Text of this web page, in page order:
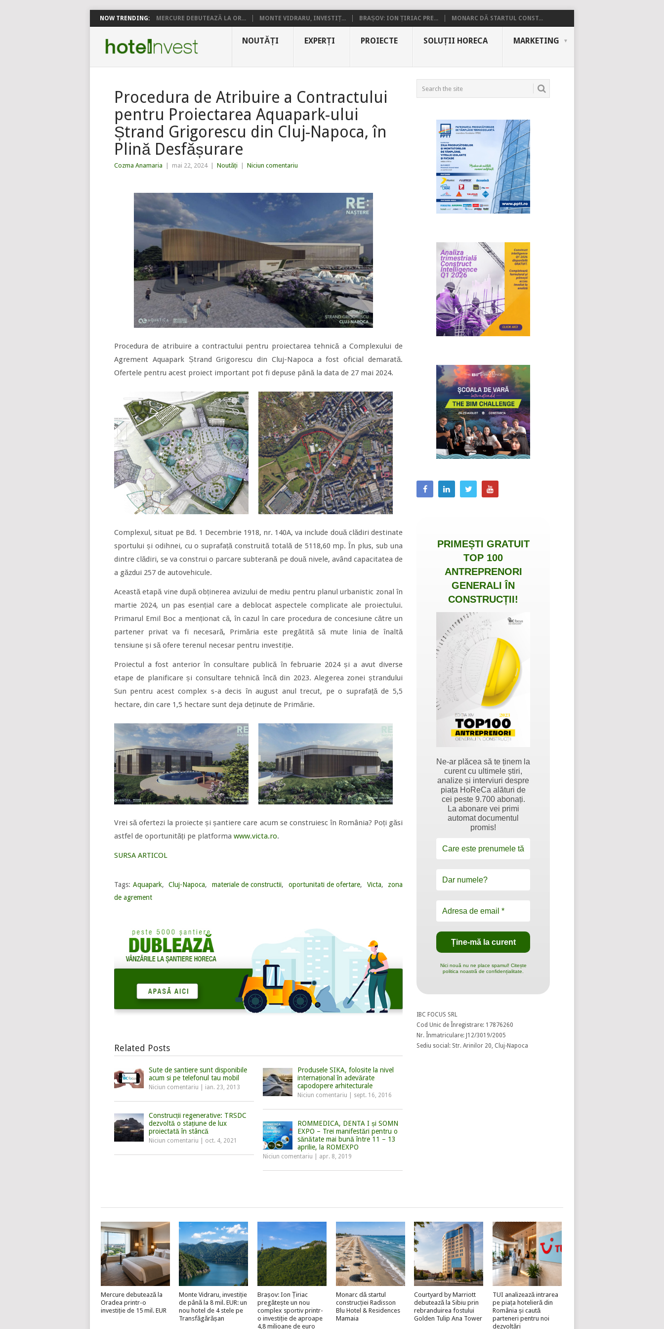
NOW TRENDING: MERCURE DEBUTEAZĂ LA OR... MONTE VIDRARU, INVESTIȚ... BRAȘOV: ION ȚIRIAC PRE... MONARC DĂ STARTUL CONST...
NOUTĂȚI EXPERȚI PROIECTE SOLUȚII HORECA MARKETING
Procedura de Atribuire a Contractului
pentru Proiectarea Aquapark-ului
Ștrand Grigorescu din Cluj-Napoca, în
Plină Desfășurare
Cozma Anamaria mai 22, 2024 Noutăți Niciun comentariu
Procedura de atribuire a contractului pentru proiectarea tehnică a Complexului de
Agrement Aquapark Ștrand Grigorescu din Cluj-Napoca a fost oficial demarată.
Ofertele pentru acest proiect important pot fi depuse până la data de 27 mai 2024.
Complexul, situat pe Bd. 1 Decembrie 1918, nr. 140A, va include două clădiri destinate
sportului și odihnei, cu o suprafață construită totală de 5118,60 mp. În plus, sub una
dintre clădiri, se va construi o parcare subterană pe două nivele, având capacitatea de
a găzdui 257 de autovehicule.
Această etapă vine după obținerea avizului de mediu pentru planul urbanistic zonal în
martie 2024, un pas esențial care a deblocat aspectele complicate ale proiectului.
Primarul Emil Boc a menționat că, în cazul în care procedura de concesiune către un
partener privat va fi necesară, Primăria este pregătită să mute linia de înaltă
tensiune și să ofere terenul necesar pentru investiție.
Proiectul a fost anterior în consultare publică în februarie 2024 și a avut diverse
etape de planificare și consultare tehnică încă din 2023. Alegerea zonei ștrandului
Sun pentru acest complex s-a decis în august anul trecut, pe o suprafață de 5,5
hectare, din care 1,5 hectare sunt deja deținute de Primărie.
Vrei să ofertezi la proiecte și șantiere care acum se construiesc în România? Poți găsi
astfel de oportunități pe platforma www.victa.ro.
SURSA ARTICOL
Tags: Aquapark, Cluj-Napoca, materiale de constructii, oportunitati de ofertare, Victa,
zona
de agrement
Related Posts
Sute de santiere sunt disponibile
acum si pe telefonul tau mobil
Niciun comentariu ian. 23, 2013
Produsele SIKA, folosite la nivel
internațional în adevărate
capodopere arhitecturale
Niciun comentariu sept. 16, 2016
Construcții regenerative: TRSDC
dezvoltă o stațiune de lux
proiectată în stâncă
Niciun comentariu oct. 4, 2021
ROMMEDICA, DENTA I și SOMN
EXPO – Trei manifestări pentru o
sănătate mai bună între 11 – 13
aprilie, la ROMEXPO
Niciun comentariu apr. 8, 2019
PRIMEȘTI GRATUIT
TOP 100
ANTREPRENORI
GENERALI ÎN
CONSTRUCȚII!
Ne-ar plăcea să te ținem la
curent cu ultimele știri,
analize și interviuri despre
piața HoReCa alături de
cei peste 9.700 abonați.
La abonare vei primi
automat documentul
promis!
Nici nouă nu ne place spamul! Citește
politica noastră de confidențialitate.
IBC FOCUS SRL
Cod Unic de Înregistrare: 17876260
Nr. Înmatriculare: J12/3019/2005
Sediu social: Str. Arinilor 20, Cluj-Napoca
Mercure debutează la
Oradea printr-o
investiție de 15 mil. EUR
Monte Vidraru, investiție
de până la 8 mil. EUR: un
nou hotel de 4 stele pe
Transfăgărășan
Brașov: Ion Țiriac
pregătește un nou
complex sportiv printr-
o investiție de aproape
4,8 milioane de euro
Monarc dă startul
construcției Radisson
Blu Hotel & Residences
Mamaia
Courtyard by Marriott
debutează la Sibiu prin
rebranduirea fostului
Golden Tulip Ana Tower
TUI analizează intrarea
pe piața hotelieră din
România și caută
parteneri pentru noi
dezvoltări